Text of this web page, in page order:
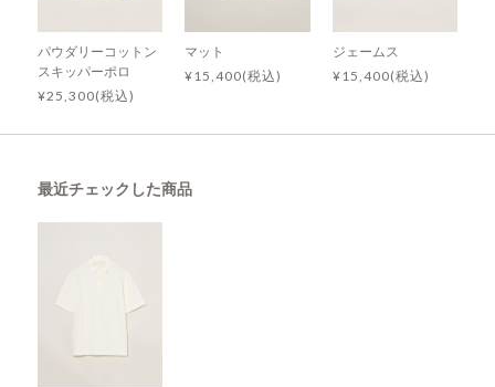
パウダリーコットン
スキッパーポロ
¥25,300(税込)
マット
¥15,400(税込)
ジェームス
¥15,400(税込)
最近チェックした商品